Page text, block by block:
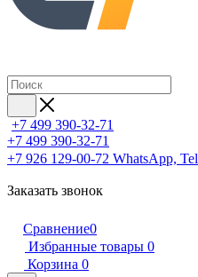
+7 499 390-32-71
+7 499 390-32-71
+7 926 129-00-72 WhatsApp,
Заказать звонок
Сравнение0
Избранные товары 0
Корзина 0